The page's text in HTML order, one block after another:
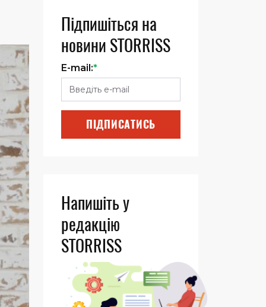
Підпишіться на
новини STORRISS
E-mail:*
ПІДПИСАТИСЬ
Напишіть у
редакцію
STORRISS